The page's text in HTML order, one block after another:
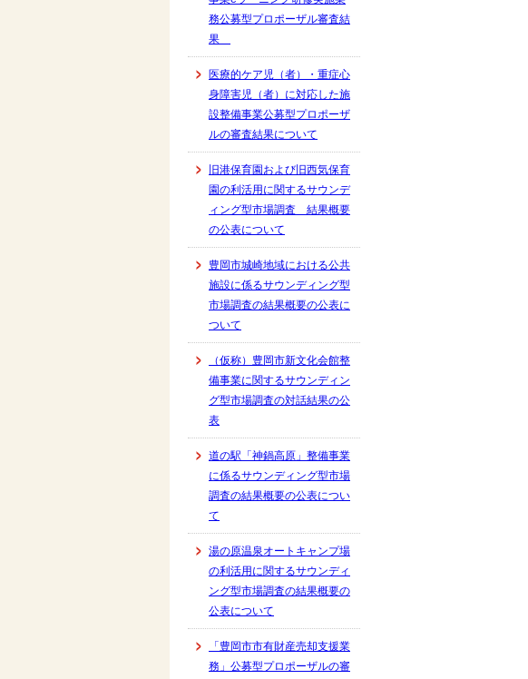
務公募型プロポーザル審査結
果
医療的ケア児（者）・重症心
身障害児（者）に対応した施
設整備事業公募型プロポーザ
ルの審査結果について
旧港保育園および旧西気保育
園の利活用に関するサウンデ
ィング型市場調査 結果概要
の公表について
豊岡市城崎地域における公共
施設に係るサウンディング型
市場調査の結果概要の公表に
ついて
（仮称）豊岡市新文化会館整
備事業に関するサウンディン
グ型市場調査の対話結果の公
表
道の駅「神鍋高原」整備事業
に係るサウンディング型市場
調査の結果概要の公表につい
て
湯の原温泉オートキャンプ場
の利活用に関するサウンディ
ング型市場調査の結果概要の
公表について
「豊岡市市有財産売却支援業
務」公募型プロポーザルの審